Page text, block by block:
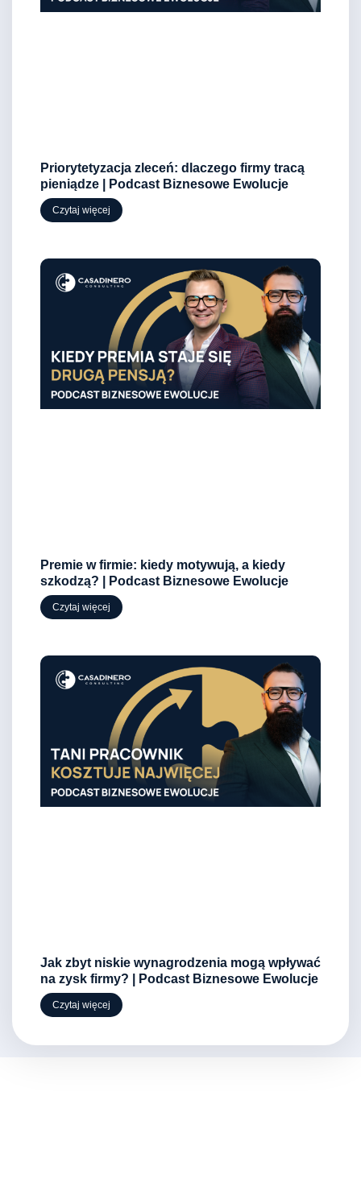
Priorytetyzacja zleceń: dlaczego firmy tracą
pieniądze | Podcast Biznesowe Ewolucje
Czytaj więcej
Premie w firmie: kiedy motywują, a kiedy
szkodzą? | Podcast Biznesowe Ewolucje
Czytaj więcej
Jak zbyt niskie wynagrodzenia mogą wpływać
na zysk firmy? | Podcast Biznesowe Ewolucje
Czytaj więcej